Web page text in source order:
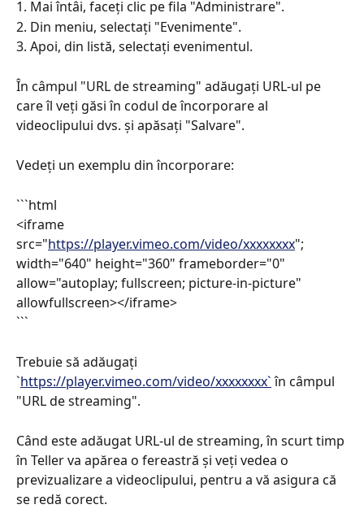
1. Mai întâi, faceți clic pe fila "Administrare".
2. Din meniu, selectați "Evenimente".
3. Apoi, din listă, selectați evenimentul.
În câmpul "URL de streaming" adăugați URL-ul pe
care îl veți găsi în codul de încorporare al
videoclipului dvs. și apăsați "Salvare".
Vedeți un exemplu din încorporare:
```html
<iframe
src="https://player.vimeo.com/video/xxxxxxxx";
width="640" height="360" frameborder="0"
allow="autoplay; fullscreen; picture-in-picture"
allowfullscreen></iframe>
```
Trebuie să adăugați
`https://player.vimeo.com/video/xxxxxxxx` în câmpul
"URL de streaming".
Când este adăugat URL-ul de streaming, în scurt timp
în Teller va apărea o fereastră și veți vedea o
previzualizare a videoclipului, pentru a vă asigura că
se redă corect.